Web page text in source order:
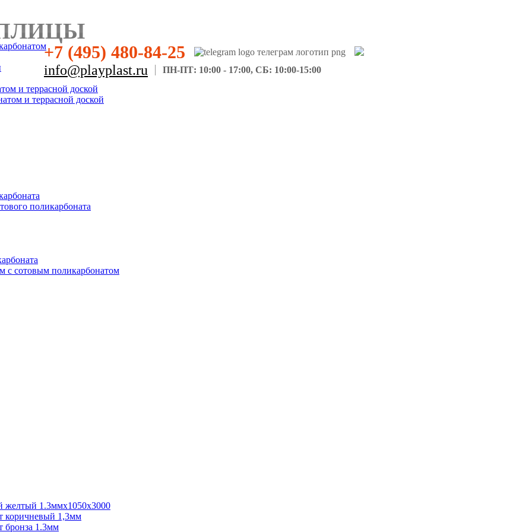
+7 (495) 480-84-25
info@playplast.ru ПН-ПТ: 10:00 - 17:00, СБ: 10:00-15:00
и террасной доской
и террасной доской
поликарбоната
с сотовым поликарбонатом
желтый 1.3ммх1050х3000
коричневый 1,3мм
бронза 1.3мм